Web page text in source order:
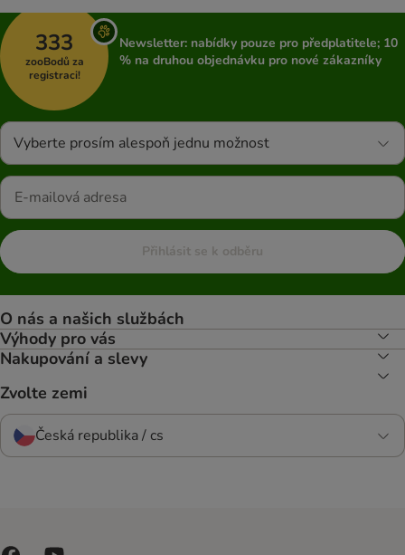
333
zooBodů za
registraci!
Newsletter: nabídky pouze pro předplatitele; 10
% na druhou objednávku pro nové zákazníky
Vyberte prosím alespoň jednu možnost
Přihlásit se k odběru
O nás a našich službách
Výhody pro vás
Nakupování a slevy
Zvolte zemi
Česká republika / cs